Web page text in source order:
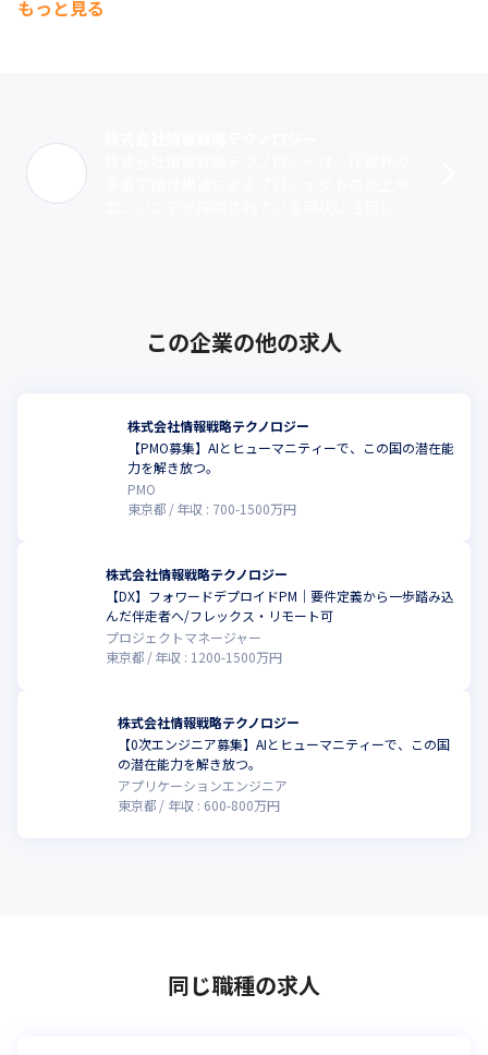
もっと見る
この企業の他の求人
株式会社情報戦略テクノロジー
【PMO募集】AIとヒューマニティーで、この国の潜在能
力を解き放つ。
PMO
東京都
年収 : 700-1500万円
株式会社情報戦略テクノロジー
【DX】フォワードデプロイドPM｜要件定義から一歩踏み込
んだ伴走者へ/フレックス・リモート可
プロジェクトマネージャー
東京都
年収 : 1200-1500万円
株式会社情報戦略テクノロジー
【0次エンジニア募集】AIとヒューマニティーで、この国
の潜在能力を解き放つ。
アプリケーションエンジニア
東京都
年収 : 600-800万円
同じ職種の求人